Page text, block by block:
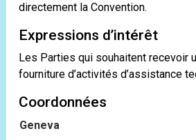
directement la Convention.
Expressions d’intérêt
Les Parties qui souhaitent recevoir
fourniture d’activités d’assistance
Coordonnées
Geneva